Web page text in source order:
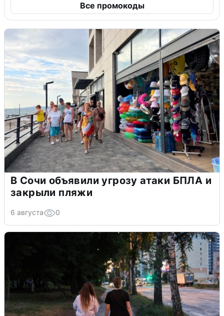
Все промокоды
В Сочи объявили угрозу атаки БПЛА и
закрыли пляжи
6 августа 0